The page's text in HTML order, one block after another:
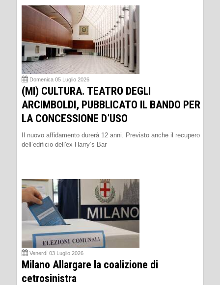
Domenica 05 Luglio 2026
(MI) CULTURA. TEATRO DEGLI
ARCIMBOLDI, PUBBLICATO IL BANDO PER
LA CONCESSIONE D’USO
Il nuovo affidamento durerà 12 anni. Previsto anche il recupero
dell’edificio dell'ex Harry’s Bar
Venerdì 03 Luglio 2026
Milano Allargare la coalizione di
cetrosinistra